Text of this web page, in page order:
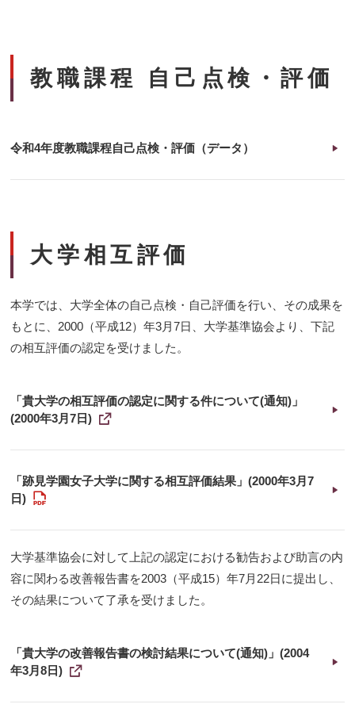
教職課程 自己点検・評価
令和4年度教職課程自己点検・評価（データ）
大学相互評価
本学では、大学全体の自己点検・自己評価を行い、その成果を
もとに、2000（平成12）年3月7日、大学基準協会より、下記
の相互評価の認定を受けました。
「貴大学の相互評価の認定に関する件について(通知)」
(2000年3月7日)
新
ウ
ン
ド
「跡見学園女子大学に関する相互評価結果」(2000年3月7
日)
大学基準協会に対して上記の認定における勧告および助言の内
容に関わる改善報告書を2003（平成15）年7月22日に提出し、
その結果について了承を受けました。
「貴大学の改善報告書の検討結果について(通知)」(2004
年3月8日)
新